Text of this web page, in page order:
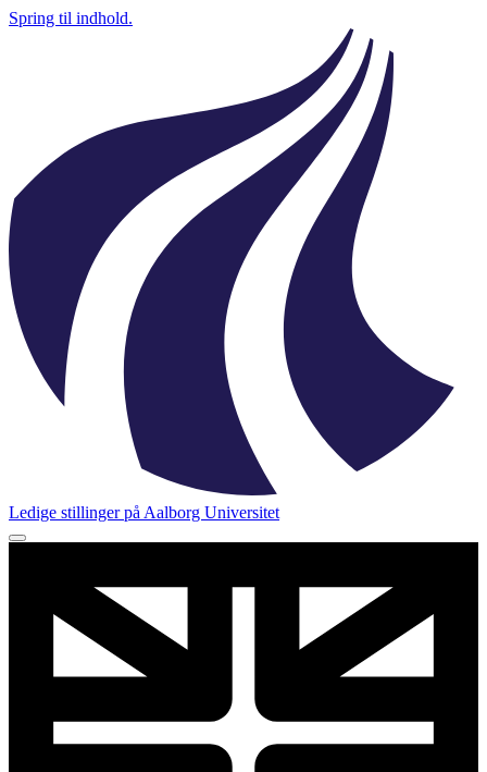
Spring til indhold.
Ledige stillinger på Aalborg Universitet